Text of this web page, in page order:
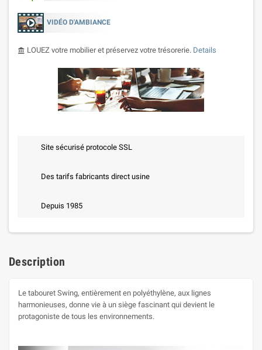
VIDÉO D'AMBIANCE
account_balance LOUEZ votre mobilier et préservez votre trésorerie. Details
Site sécurisé protocole SSL
Des tarifs fabricants direct usine
Depuis 1985
Description
Le tabouret Swing, entièrement en polyéthylène, aux lignes
harmonieuses, donne vie à un siège fascinant qui devient le
protagoniste de tous les environnements.